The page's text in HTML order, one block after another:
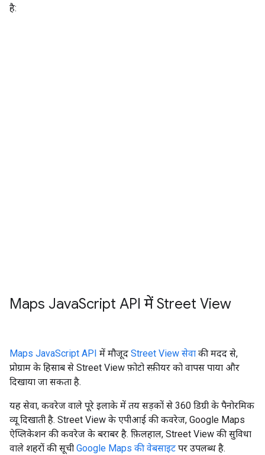
है:
Maps JavaScript API में Street View
Maps JavaScript API में मौजूद Street View सेवा की मदद से,
प्रोग्राम के हिसाब से Street View फ़ोटो स्फ़ीयर को वापस पाया और
दिखाया जा सकता है.
यह सेवा, कवरेज वाले पूरे इलाके में तय सड़कों से 360 डिग्री के पैनोरमिक
व्यू दिखाती है. Street View के एपीआई की कवरेज, Google Maps
ऐप्लिकेशन की कवरेज के बराबर है. फ़िलहाल, Street View की सुविधा
वाले शहरों की सूची Google Maps की वेबसाइट पर उपलब्ध है.